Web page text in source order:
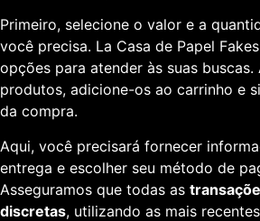
Primeiro, selecione o valor e a
você precisa. La Casa de Papel
opções para atender às suas
produtos, adicione-os ao carrinho e
da compra.
Aqui, você precisará fornecer
entrega e escolher seu método de
Asseguramos que todas as
discretas, utilizando as mais